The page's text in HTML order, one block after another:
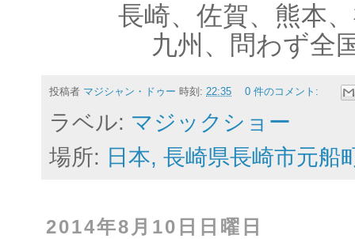
長崎、佐賀、熊本
九州、問わず全
投稿者 マジシャン・ドゥー 時刻: 22:35 0 件のコメント:
ラベル: マジックショー
場所: 日本, 長崎県長崎市元船
2014年8月10日日曜日